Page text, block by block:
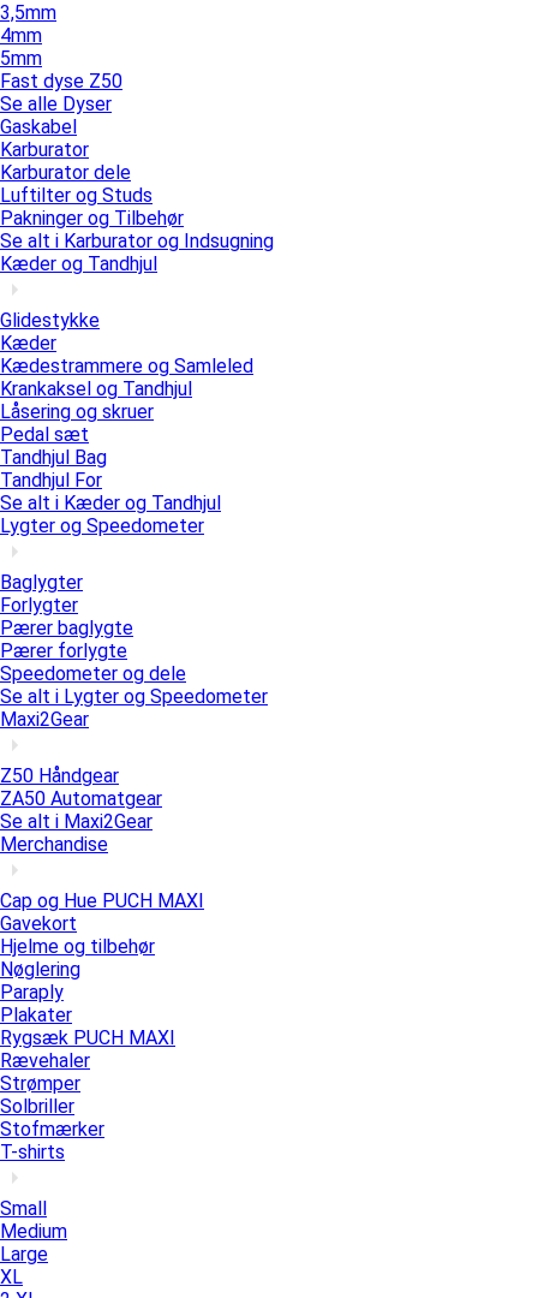
3,5mm
4mm
5mm
Fast dyse Z50
Se alle Dyser
Gaskabel
Karburator
Karburator dele
Luftilter og Studs
Pakninger og Tilbehør
Se alt i Karburator og Indsugning
Kæder og Tandhjul
Glidestykke
Kæder
Kædestrammere og Samleled
Krankaksel og Tandhjul
Låsering og skruer
Pedal sæt
Tandhjul Bag
Tandhjul For
Se alt i Kæder og Tandhjul
Lygter og Speedometer
Baglygter
Forlygter
Pærer baglygte
Pærer forlygte
Speedometer og dele
Se alt i Lygter og Speedometer
Maxi2Gear
Z50 Håndgear
ZA50 Automatgear
Se alt i Maxi2Gear
Merchandise
Cap og Hue PUCH MAXI
Gavekort
Hjelme og tilbehør
Nøglering
Paraply
Plakater
Rygsæk PUCH MAXI
Rævehaler
Strømper
Solbriller
Stofmærker
T-shirts
Small
Medium
Large
XL